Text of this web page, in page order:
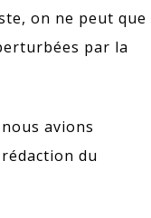
on ne peut que
par la
avions
du